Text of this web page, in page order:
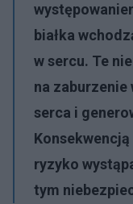
białka
w sercu. Te
na
serca i
ryzyko
tym